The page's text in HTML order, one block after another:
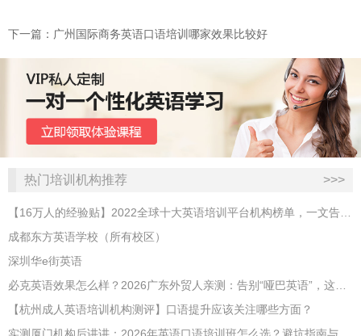
下一篇：广州国际商务英语口语培训哪家效果比较好
热门培训机构推荐 >>>
【16万人的经验贴】2022全球十大英语培训平台机构榜单，一文告诉你
成都东方英语学校（所有校区）
深圳华e街英语
必克英语效果怎么样？2026广东外贸人亲测：告别“哑巴英语”，这才是成年人最高效的自救指南！
【杭州成人英语培训机构测评】口语提升应该关注哪些方面？